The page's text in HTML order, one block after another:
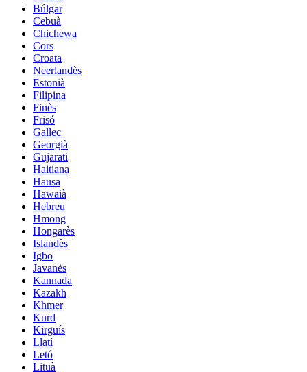
Búlgar
Cebuà
Chichewa
Cors
Croata
Neerlandès
Estonià
Filipina
Finès
Frisó
Gallec
Georgià
Gujarati
Haitiana
Hausa
Hawaià
Hebreu
Hmong
Hongarès
Islandès
Igbo
Javanès
Kannada
Kazakh
Khmer
Kurd
Kirguís
Llatí
Letó
Lituà